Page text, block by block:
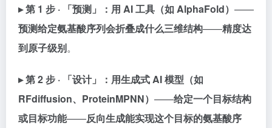
▸ 第 1 步 · 「预测」： 用 AI 工具（如 AlphaFold） ——
预测给定氨基酸序列会折叠成什么三维结构——精度达
到原子级别。
▸ 第 2 步 · 「设计」： 用生成式 AI 模型（如
RFdiffusion、ProteinMPNN） ——给定一个目标结构
或目标功能——反向生成能实现这个目标的氨基酸序